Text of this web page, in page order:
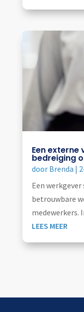
Een
bedreiging
door Brenda |
Een
betrouwbare
medewerkers.
LEES MEER